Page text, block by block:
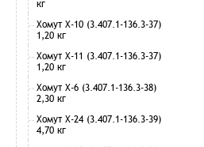
кг
Хомут Х-10 (3.407.1-136.3-37)
1,20 кг
Хомут Х-11 (3.407.1-136.3-37)
1,20 кг
Хомут Х-6 (3.407.1-136.3-38)
2,30 кг
Хомут Х-24 (3.407.1-136.3-39)
4,70 кг